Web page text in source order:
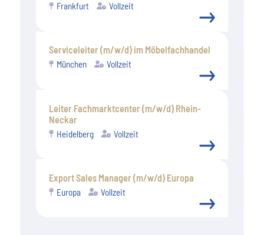
Frankfurt Vollzeit
Serviceleiter (m/w/d) im Möbelfachhandel
München Vollzeit
Leiter Fachmarktcenter (m/w/d) Rhein-
Neckar
Heidelberg Vollzeit
Export Sales Manager (m/w/d) Europa
Europa Vollzeit